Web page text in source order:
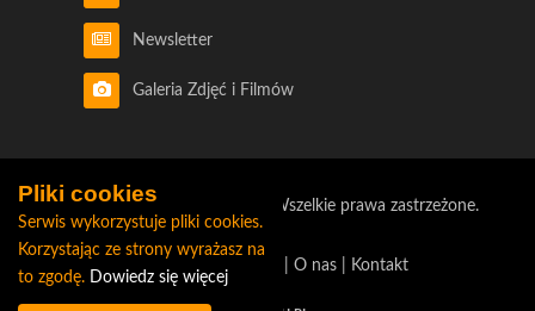
Newsletter
Galeria Zdjęć i Filmów
©2026 Galeria Bursztynowa. Wszelkie prawa zastrzeżone.
Polityka prywatności O nas| Kontakt
Pliki cookies
Serwis wykorzystuje pliki cookies.
Korzystając ze strony wyrażasz na
to zgodę. Dowiedz się więcej